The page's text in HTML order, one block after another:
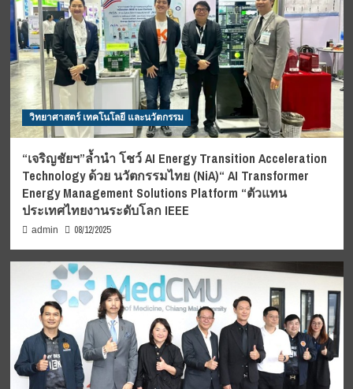
วิทยาศาสตร์ เทคโนโลยี และนวัตกรรม
“เจริญชัยฯ”ล้ำนำ โชว์ AI Energy Transition Acceleration
Technology ด้วย นวัตกรรมไทย (NiA)“ AI Transformer
Energy Management Solutions Platform “ตัวแทน
ประเทศไทยงานระดับโลก IEEE
admin 08/12/2025